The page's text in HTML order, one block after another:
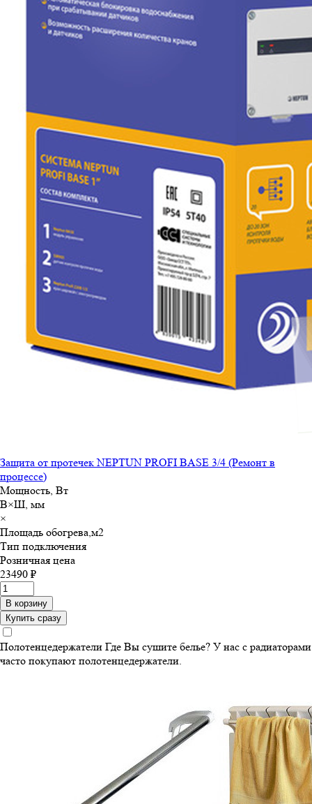
Защита от протечек NEPTUN PROFI BASE 3/4 (Ремонт в
процессе)
Мощность, Вт
В×Ш, мм
×
Площадь обогрева,м2
Тип подключения
Розничная цена
23490 ₽
В корзину
Купить сразу
Полотенцедержатели Где Вы сушите белье? У нас с радиаторами
часто покупают полотенцедержатели.